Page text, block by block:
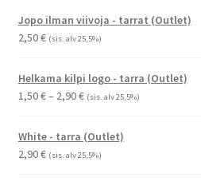
Jopo ilman viivoja - tarrat (Outlet)
2,50€ (sis. alv 25,5%)
Helkama kilpi logo - tarra (Outlet)
1,50€– 2,90€Hintaluokka:
-
2,90 €
(sis. alv 25,5%)
White - tarra (Outlet)
2,90€ (sis. alv 25,5%)